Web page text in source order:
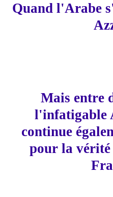
Quand l'Arabe
Mais entre
l'infatigable
continue
pour la